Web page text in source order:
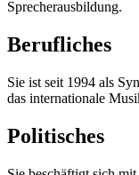
Sprecher­ausbildung.
Berufliches
Sie ist seit 1994 als
das internationale
Politisches